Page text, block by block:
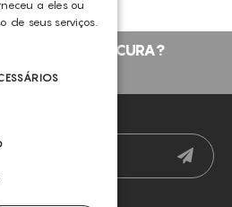
O QUE PROCURA?
CONNOSCO
a eles ou
de seus serviços.